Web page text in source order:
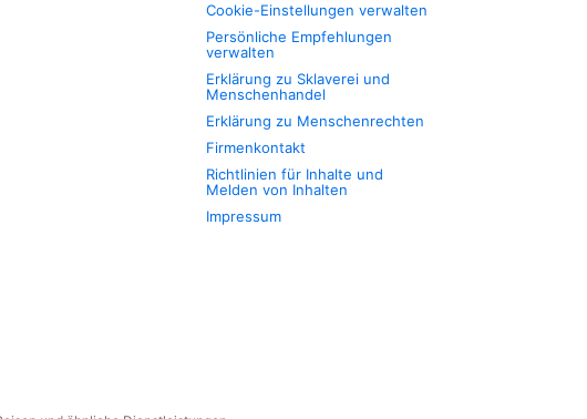
Cookie-Einstellungen verwalten
Persönliche Empfehlungen
verwalten
Erklärung zu Sklaverei und
Menschenhandel
Erklärung zu Menschenrechten
Firmenkontakt
Richtlinien für Inhalte und
Melden von Inhalten
Impressum